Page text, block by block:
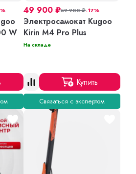
W
49 900 ₽59 900₽-17%
Электросамокат Kugoo
Kirin M4 Pro Plus
На складе
Купить
Связаться с экспертом